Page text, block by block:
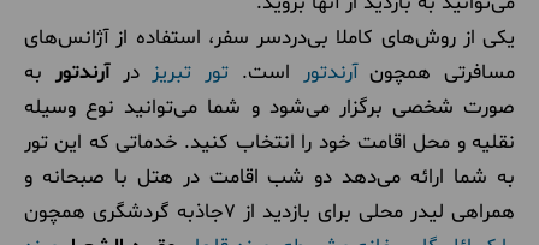
یکی از روش‌های کاملا بی‌دردسر سفر، استفاده از آژانس‌های
مسافرتی همچونآرندتور است. تور تبریز درآرندتور به
صورت شخصی برگزار می‌شود و شما می‌توانید نوع وسیله
نقلیه و محل اقامت خود را انتخاب کنید. خدماتی که این تور
به شما ارائه می‌دهد دو شب اقامت در هتل با صبحانه و
همراهی لیدر محلی برای بازدید از 7جاذبه گردشگری همچون